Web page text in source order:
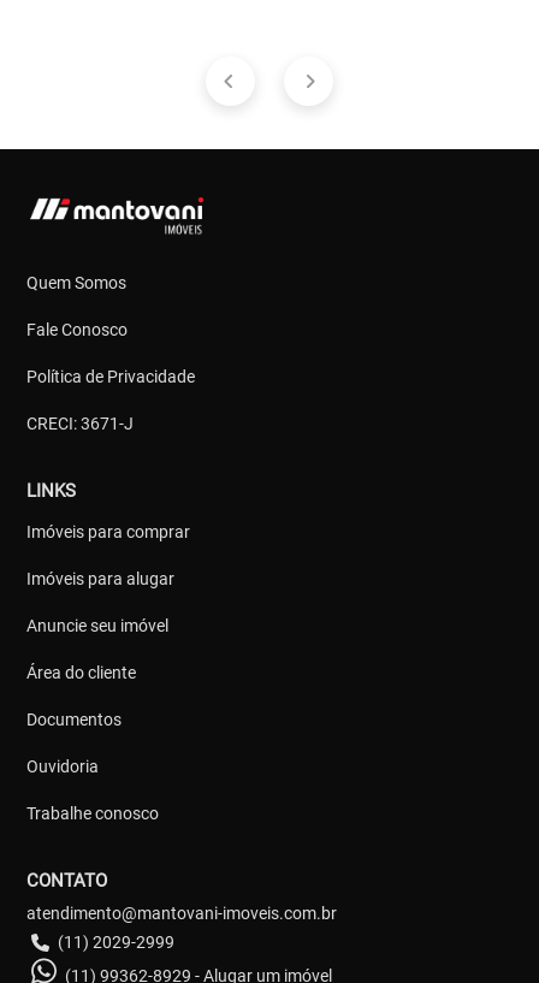
Quem Somos
Fale Conosco
Política de Privacidade
CRECI: 3671-J
LINKS
Imóveis para comprar
Imóveis para alugar
Anuncie seu imóvel
Área do cliente
Documentos
Ouvidoria
Trabalhe conosco
CONTATO
atendimento@mantovani-imoveis.com.br
(11) 2029-2999
(11) 99362-8929 - Alugar um imóvel